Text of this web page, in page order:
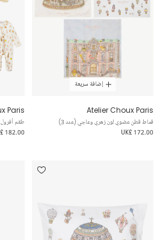
إضافة سريعة
Atelier Choux Paris
قماط قطن عضوي لون زهري وعاجي (عدد 3)
UK£ 172.00
Paris
طقم
182.00